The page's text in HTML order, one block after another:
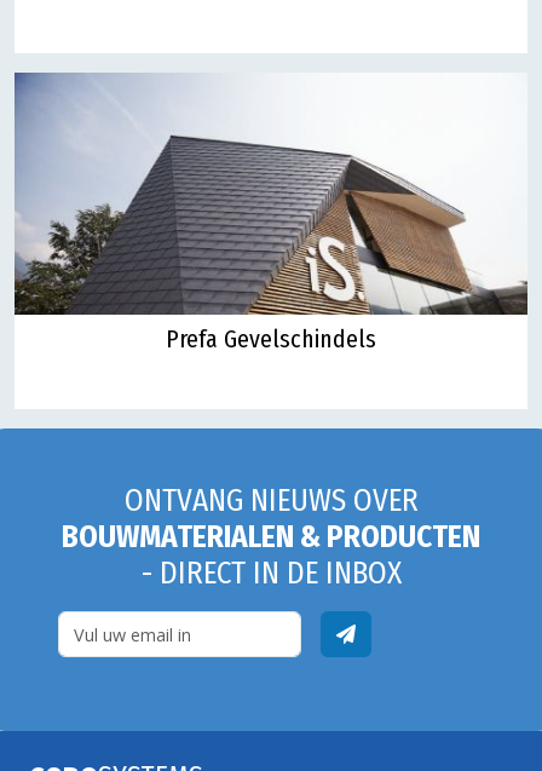
Prefa Gevelschindels
ONTVANG NIEUWS OVER
BOUWMATERIALEN & PRODUCTEN
- DIRECT IN DE INBOX